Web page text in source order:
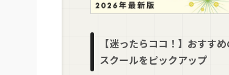
【迷ったらココ！】おすす
スクールをピックアップ